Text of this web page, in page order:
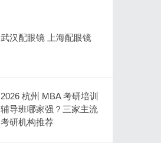
武汉配眼镜 上海配眼镜
2026 杭州 MBA 考研培训
辅导班哪家强？三家主流
考研机构推荐